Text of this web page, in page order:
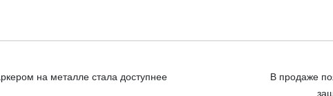
на металле стала доступнее
В продаже